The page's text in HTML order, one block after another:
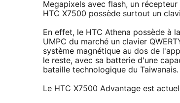
Megapixels avec flash, un
HTC X7500 possède surtout un
En effet, le HTC Athena possède à
UMPC du marché un clavier
système magnétique au dos de
le reste, avec sa batterie d'une
bataille technologique du Taiwanais.
Le HTC X7500 Advantage est